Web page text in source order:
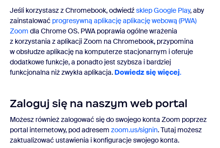
Jeśli korzystasz z Chromebook, odwiedźsklep Google Play, aby
zainstalować progresywną aplikację aplikację webową (PWA)
Zoom dla Chrome OS. PWA poprawia ogólne wrażenia
z korzystania z aplikacji Zoom na Chromebook, przypomina
w obsłudze aplikację na komputerze stacjonarnym i oferuje
dodatkowe funkcje, a ponadto jest szybsza i bardziej
funkcjonalna niż zwykła aplikacja. Dowiedz się więcej.
Zaloguj się na naszym web portal
Możesz również zalogować się do swojego konta Zoom poprzez
portal internetowy, pod adresem zoom.us/signin. Tutaj możesz
zaktualizować ustawienia i konfiguracje swojego konta.